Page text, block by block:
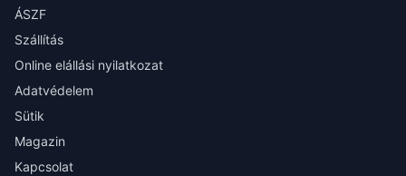
ÁSZF
Szállítás
Online elállási nyilatkozat
Adatvédelem
Sütik
Magazin
Kapcsolat